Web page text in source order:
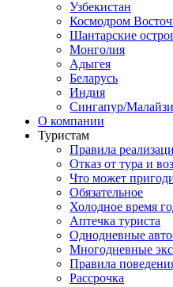
Узбекистан
Космодром
Шантарские
Монголия
Адыгея
Беларусь
Индия
Сингапур/
О компании
Туристам
Правила
Отказ от тура и
Что может
Обязательное
Холодное время
Аптечка туриста
Однодневные
Многодневные
Правила
Рассрочка